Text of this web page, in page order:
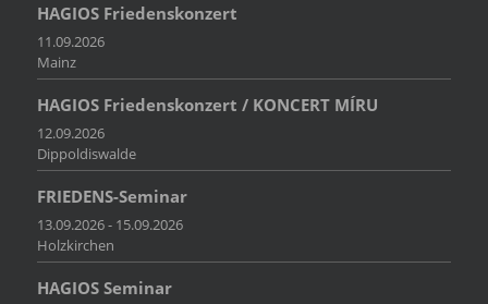
HAGIOS Friedenskonzert
11.09.2026
Mainz
HAGIOS Friedenskonzert / KONCERT MÍRU
12.09.2026
Dippoldiswalde
FRIEDENS-Seminar
13.09.2026 - 15.09.2026
Holzkirchen
HAGIOS Seminar